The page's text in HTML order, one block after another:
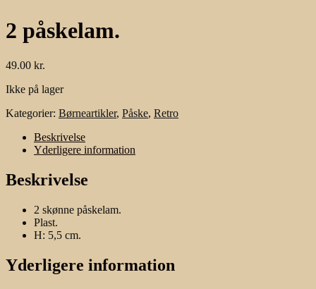
2 påskelam.
49.00 kr.
Ikke på lager
Kategorier: Børneartikler, Påske, Retro
Beskrivelse
Yderligere information
Beskrivelse
2 skønne påskelam.
Plast.
H: 5,5 cm.
Yderligere information